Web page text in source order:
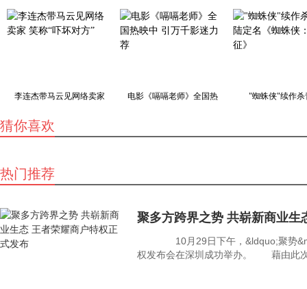
李连杰带马云见网络卖家 电影《嗝嗝老师》全国热 "蜘蛛侠"续作杀
猜你喜欢
热门推荐
聚多方跨界之势 共崭新商业生
10月29日下午，&ldquo;聚势
权发布会在深圳成功举办。 藉由此